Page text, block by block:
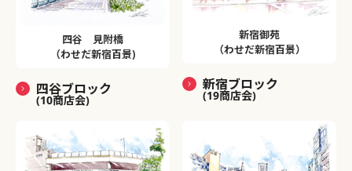
四谷 見附橋
（わせだ新宿百景)
四谷ブロック
(10商店会)
新宿御苑
（わせだ新宿百景）
新宿ブロック
(19商店会)